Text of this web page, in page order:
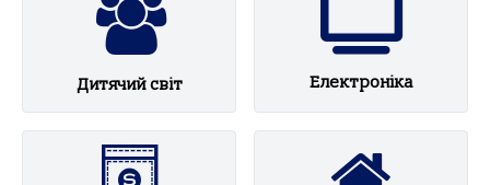
Дитячий світ Електроніка